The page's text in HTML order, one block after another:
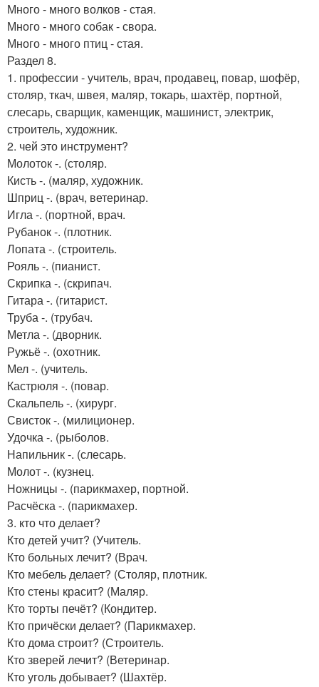
Много - много волков - стая.
Много - много собак - свора.
Много - много птиц - стая.
Раздел 8.
1. профессии - учитель, врач, продавец, повар, шофёр,
столяр, ткач, швея, маляр, токарь, шахтёр, портной,
слесарь, сварщик, каменщик, машинист, электрик,
строитель, художник.
2. чей это инструмент?
Молоток -. (столяр.
Кисть -. (маляр, художник.
Шприц -. (врач, ветеринар.
Игла -. (портной, врач.
Рубанок -. (плотник.
Лопата -. (строитель.
Рояль -. (пианист.
Скрипка -. (скрипач.
Гитара -. (гитарист.
Труба -. (трубач.
Метла -. (дворник.
Ружьё -. (охотник.
Мел -. (учитель.
Кастрюля -. (повар.
Скальпель -. (хирург.
Свисток -. (милиционер.
Удочка -. (рыболов.
Напильник -. (слесарь.
Молот -. (кузнец.
Ножницы -. (парикмахер, портной.
Расчёска -. (парикмахер.
3. кто что делает?
Кто детей учит? (Учитель.
Кто больных лечит? (Врач.
Кто мебель делает? (Столяр, плотник.
Кто стены красит? (Маляр.
Кто торты печёт? (Кондитер.
Кто причёски делает? (Парикмахер.
Кто дома строит? (Строитель.
Кто зверей лечит? (Ветеринар.
Кто уголь добывает? (Шахтёр.